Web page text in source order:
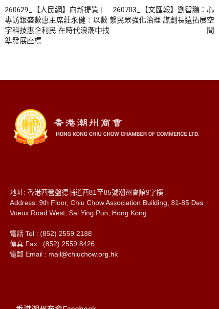
260629_【人民網】向新提質 |
專訪銀盛數惠主席莊永健：以數
字科技惠企利民 在時代浪潮中找
準發展座標
260703_【文匯報】劉智鵬：心
繫民眾強化治理 謀劃長遠拓展空
間
地址: 香港西營盤德輔道西81至85號潮州會館9字樓
Address: 9th Floor, Chiu Chow Association Building, 81-85 Des
Voeux Road West, Sai Ying Pun, Hong Kong.
電話 Tel : (852) 2559 2188
傳真 Fax : (852) 2559 8426
電郵 Email : mail@chiuchow.org.hk